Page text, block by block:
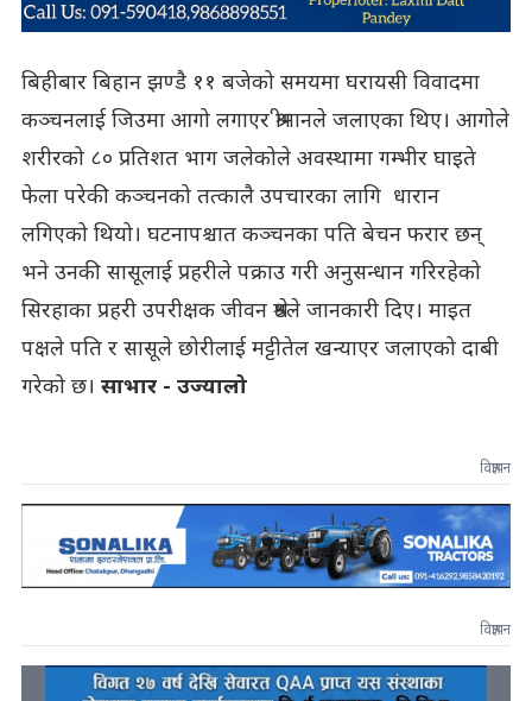
बिहीबार बिहान झण्डै ११ बजेको समयमा घरायसी विवादमा
कञ्चनलाई जिउमा आगो लगाएर श्रीमानले जलाएका थिए। आगोले
शरीरको ८० प्रतिशत भाग जलेकोले अवस्थामा गम्भीर घाइते
फेला परेकी कञ्चनको तत्कालै उपचारका लागि धारान
लगिएको थियो। घटनापश्चात कञ्चनका पति बेचन फरार छन्
भने उनकी सासूलाई प्रहरीले पक्राउ गरी अनुसन्धान गरिरहेको
सिरहाका प्रहरी उपरीक्षक जीवन श्रेष्ठले जानकारी दिए। माइत
पक्षले पति र सासूले छोरीलाई मट्टीतेल खन्याएर जलाएको दाबी
गरेको छ। साभार - उज्यालो
विज्ञापन
विज्ञापन